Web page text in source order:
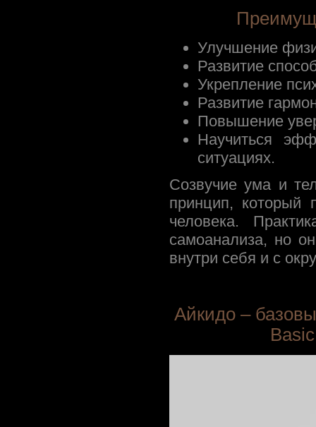
Улучшение
Развитие
Укрепление
Развитие
Повышение
Научиться
ситуациях.
Созвучие ума и
принцип, который
человека.
самоанализа, но
внутри себя и с
Айкидо –